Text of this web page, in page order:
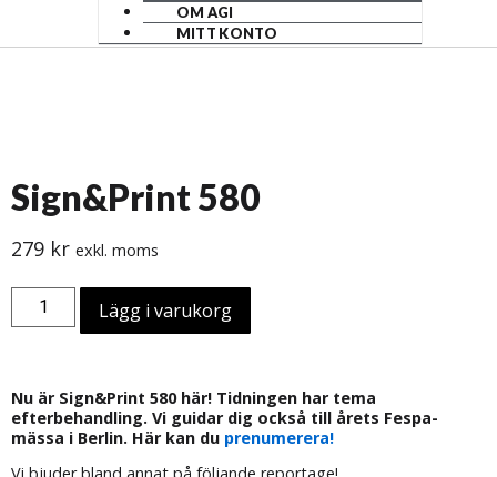
OM AGI
MITT KONTO
Sign&Print 580
279 kr exkl. moms
Lägg i varukorg
Nu är Sign&Print 580 här! Tidningen har tema
efterbehandling. Vi guidar dig också till årets Fespa-
mässa i Berlin. Här kan du prenumerera!